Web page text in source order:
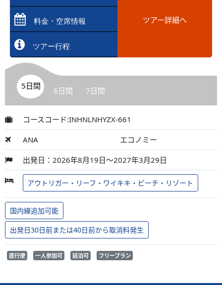
料金・空席情報
ツアー行程
ツアー詳細へ
5日間 6日間 7日間
コースコード:INHNLNHYZX-661
ANA エコノミー
出発日：2026年8月19日～2027年3月29日
アウトリガー・リーフ・ワイキキ・ビーチ・リゾート
国内線追加可能
出発日30日前または40日前から取消料発生
直行便 一人参加可 延泊可 フリープラン